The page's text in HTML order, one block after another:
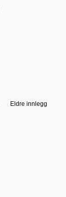
Eldre innlegg